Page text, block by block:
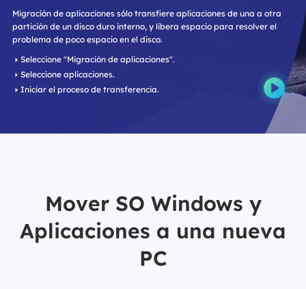
Migración de aplicaciones sólo transfiere aplicaciones de una a otra
partición de un disco duro interno, y libera espacio para resolver el
problema de poco espacio en el disco.
Seleccione "Migración de aplicaciones".
Seleccione aplicaciones.
Iniciar el proceso de transferencia.
Mover SO Windows y
Aplicaciones a una nueva
PC